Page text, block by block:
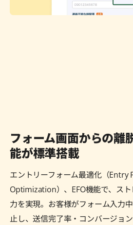
フォーム画面からの離
能が標準搭載
エントリーフォーム最適化（Entry
Optimization）、EFO機能で、ス
力を実現。お客様がフォーム入力
止し、送信完了率・コンバージョン